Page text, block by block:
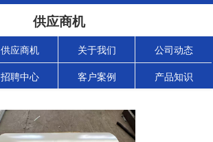
供应商机
供应商机 关于我们 公司动态
招聘中心 客户案例 产品知识